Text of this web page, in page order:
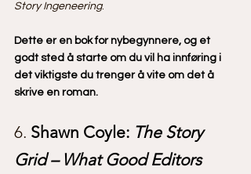
Story Ingeneering.
Dette er en bok for nybegynnere, og et
godt sted å starte om du vil ha innføring i
det viktigste du trenger å vite om det å
skrive en roman.
6. Shawn Coyle: The Story
Grid – What Good Editors